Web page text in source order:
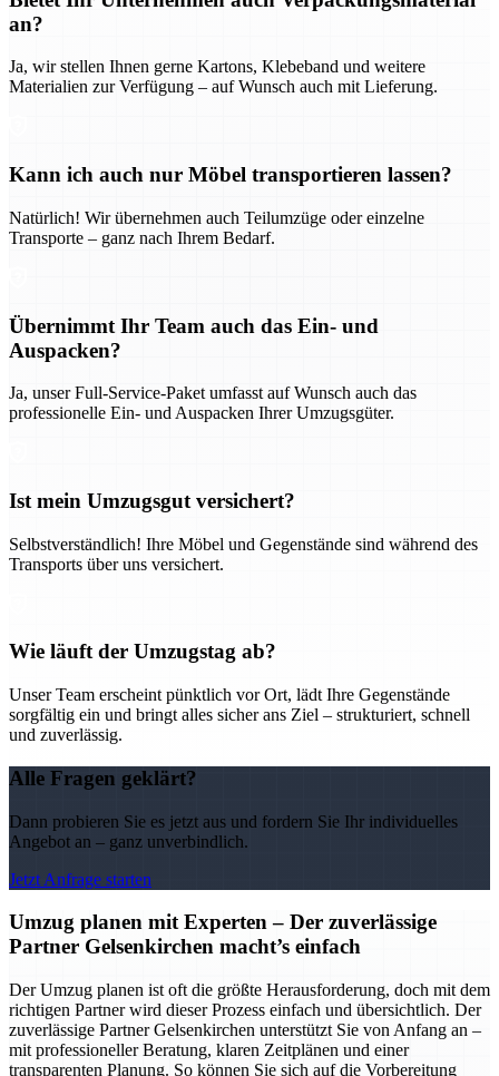
an?
Ja, wir stellen Ihnen gerne Kartons, Klebeband und weitere
Materialien zur Verfügung – auf Wunsch auch mit Lieferung.
Kann ich auch nur Möbel transportieren lassen?
Natürlich! Wir übernehmen auch Teilumzüge oder einzelne
Transporte – ganz nach Ihrem Bedarf.
Übernimmt Ihr Team auch das Ein- und
Auspacken?
Ja, unser Full-Service-Paket umfasst auf Wunsch auch das
professionelle Ein- und Auspacken Ihrer Umzugsgüter.
Ist mein Umzugsgut versichert?
Selbstverständlich! Ihre Möbel und Gegenstände sind während des
Transports über uns versichert.
Wie läuft der Umzugstag ab?
Unser Team erscheint pünktlich vor Ort, lädt Ihre Gegenstände
sorgfältig ein und bringt alles sicher ans Ziel – strukturiert, schnell
und zuverlässig.
Alle Fragen geklärt?
Dann probieren Sie es jetzt aus und fordern Sie Ihr individuelles
Angebot an – ganz unverbindlich.
Jetzt Anfrage starten
Umzug planen mit Experten – Der zuverlässige
Partner Gelsenkirchen macht’s einfach
Der Umzug planen ist oft die größte Herausforderung, doch mit dem
richtigen Partner wird dieser Prozess einfach und übersichtlich. Der
zuverlässige Partner Gelsenkirchen unterstützt Sie von Anfang an –
mit professioneller Beratung, klaren Zeitplänen und einer
transparenten Planung. So können Sie sich auf die Vorbereitung